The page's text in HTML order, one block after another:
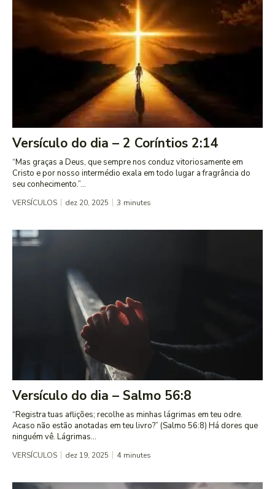
Versículo do dia – 2 Coríntios 2:14
“Mas graças a Deus, que sempre nos conduz vitoriosamente em
Cristo e por nosso intermédio exala em todo lugar a fragrância do
seu conhecimento.”...
VERSÍCULOS dez 20, 2025 3 minutes
Versículo do dia – Salmo 56:8
“Registra tuas aflições; recolhe as minhas lágrimas em teu odre.
Acaso não estão anotadas em teu livro?” (Salmo 56:8) Há dores que
ninguém vê. Lágrimas...
VERSÍCULOS dez 19, 2025 4 minutes